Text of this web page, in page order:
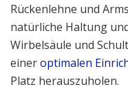
Rückenlehne und
natürliche Haltung
Wirbelsäule und
eineroptimalen
Platz herauszuholen.